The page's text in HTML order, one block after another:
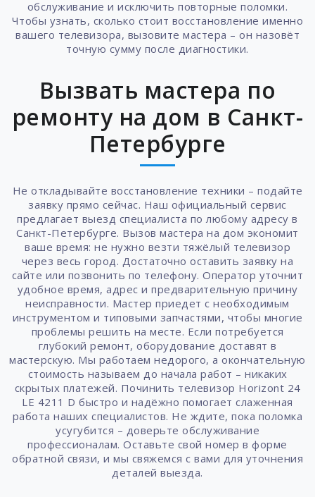
обслуживание и исключить повторные поломки.
Чтобы узнать, сколько стоит восстановление именно
вашего телевизора, вызовите мастера – он назовёт
точную сумму после диагностики.
Вызвать мастера по
ремонту на дом в Санкт-
Петербурге
Не откладывайте восстановление техники – подайте
заявку прямо сейчас. Наш официальный сервис
предлагает выезд специалиста по любому адресу в
Санкт-Петербурге. Вызов мастера на дом экономит
ваше время: не нужно везти тяжёлый телевизор
через весь город. Достаточно оставить заявку на
сайте или позвонить по телефону. Оператор уточнит
удобное время, адрес и предварительную причину
неисправности. Мастер приедет с необходимым
инструментом и типовыми запчастями, чтобы многие
проблемы решить на месте. Если потребуется
глубокий ремонт, оборудование доставят в
мастерскую. Мы работаем недорого, а окончательную
стоимость называем до начала работ – никаких
скрытых платежей. Починить телевизор Horizont 24
LE 4211 D быстро и надёжно помогает слаженная
работа наших специалистов. Не ждите, пока поломка
усугубится – доверьте обслуживание
профессионалам. Оставьте свой номер в форме
обратной связи, и мы свяжемся с вами для уточнения
деталей выезда.